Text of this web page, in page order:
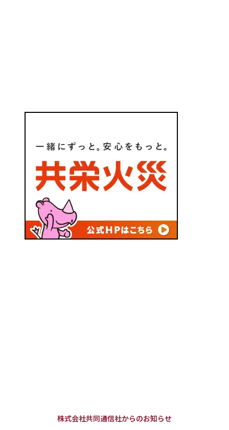
株式会社共同通信社からのお知らせ